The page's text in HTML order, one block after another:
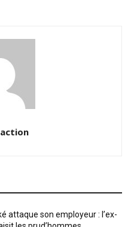
attaque son employeur : l’ex-